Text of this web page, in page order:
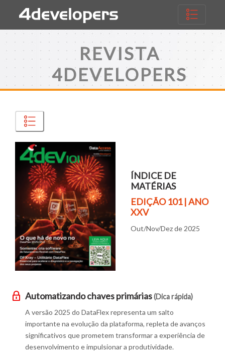
REVISTA
4DEVELOPERS
ÍNDICE DE
MATÉRIAS
EDIÇÃO 101| ANO
XXV
Out/Nov/Dez de 2025
Automatizando chaves primárias(Dica rápida)
A versão 2025 do DataFlex representa um salto
importante na evolução da plataforma, repleta de avanços
significativos que prometem transformar a experiência de
desenvolvimento e impulsionar a produtividade.